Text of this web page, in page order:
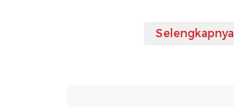
Selengkapnya